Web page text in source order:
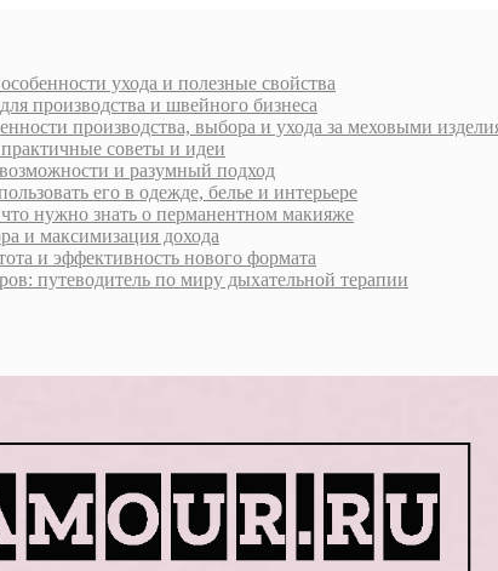
ухода и полезные свойства
производства и швейного бизнеса
производства, выбора и ухода за меховыми
советы и идеи
и разумный подход
его в одежде, белье и интерьере
нужно знать о перманентном макияже
и максимизация дохода
и эффективность нового формата
путеводитель по миру дыхательной терапии